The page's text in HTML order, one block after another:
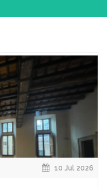
10 Jul 2026